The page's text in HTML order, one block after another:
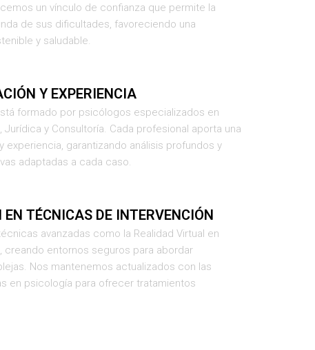
un vínculo de confianza que permite la
de sus dificultades, favoreciendo una
y saludable.
Y EXPERIENCIA
formado por psicólogos especializados en
Jurídica y Consultoría. Cada profesional aporta una
experiencia, garantizando análisis profundos y
adaptadas a cada caso.
EN TÉCNICAS DE INTERVENCIÓN
avanzadas como la Realidad Virtual en
creando entornos seguros para abordar
Nos mantenemos actualizados con las
en psicología para ofrecer tratamientos